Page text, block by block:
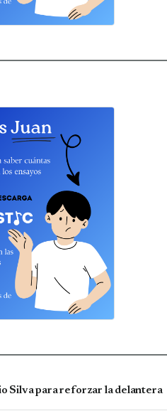
Silva para reforzar la delantera